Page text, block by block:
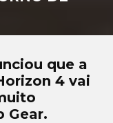
que a
4 vai
Gear.